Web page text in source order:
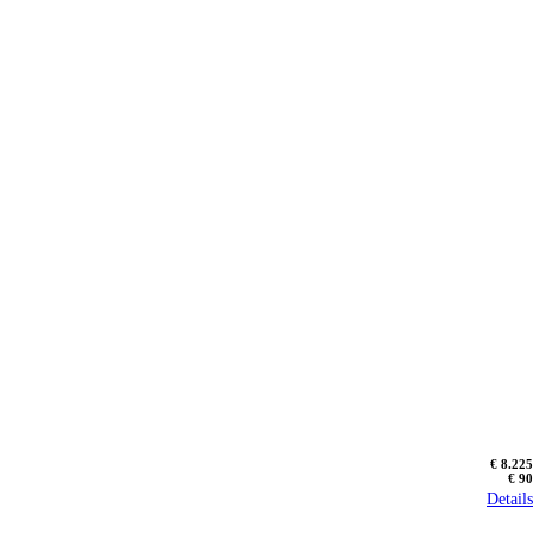
€ 8.225
€ 90
Details